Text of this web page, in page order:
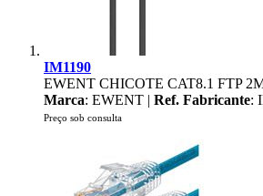
IM1190
EWENT CHICOTE CAT8.1 FTP
Marca: EWENT | Ref. Fabricante:
Preço sob consulta